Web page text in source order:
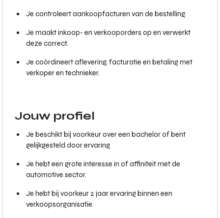
Je controleert aankoopfacturen van de bestelling.
Je maakt inkoop- en verkooporders op en verwerkt
deze correct.
Je coördineert aflevering, facturatie en betaling met
verkoper en technieker.
Jouw profiel
Je beschikt bij voorkeur over een bachelor of bent
gelijkgesteld door ervaring.
Je hebt een grote interesse in of affiniteit met de
automotive sector.
Je hebt bij voorkeur 2 jaar ervaring binnen een
verkoopsorganisatie.